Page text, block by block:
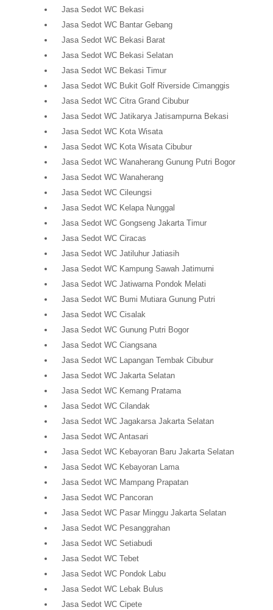
Jasa Sedot WC Bekasi
Jasa Sedot WC Bantar Gebang
Jasa Sedot WC Bekasi Barat
Jasa Sedot WC Bekasi Selatan
Jasa Sedot WC Bekasi Timur
Jasa Sedot WC Bukit Golf Riverside Cimanggis
Jasa Sedot WC Citra Grand Cibubur
Jasa Sedot WC Jatikarya Jatisampurna Bekasi
Jasa Sedot WC Kota Wisata
Jasa Sedot WC Kota Wisata Cibubur
Jasa Sedot WC Wanaherang Gunung Putri Bogor
Jasa Sedot WC Wanaherang
Jasa Sedot WC Cileungsi
Jasa Sedot WC Kelapa Nunggal
Jasa Sedot WC Gongseng Jakarta Timur
Jasa Sedot WC Ciracas
Jasa Sedot WC Jatiluhur Jatiasih
Jasa Sedot WC Kampung Sawah Jatimurni
Jasa Sedot WC Jatiwarna Pondok Melati
Jasa Sedot WC Bumi Mutiara Gunung Putri
Jasa Sedot WC Cisalak
Jasa Sedot WC Gunung Putri Bogor
Jasa Sedot WC Ciangsana
Jasa Sedot WC Lapangan Tembak Cibubur
Jasa Sedot WC Jakarta Selatan
Jasa Sedot WC Kemang Pratama
Jasa Sedot WC Cilandak
Jasa Sedot WC Jagakarsa Jakarta Selatan
Jasa Sedot WC Antasari
Jasa Sedot WC Kebayoran Baru Jakarta Selatan
Jasa Sedot WC Kebayoran Lama
Jasa Sedot WC Mampang Prapatan
Jasa Sedot WC Pancoran
Jasa Sedot WC Pasar Minggu Jakarta Selatan
Jasa Sedot WC Pesanggrahan
Jasa Sedot WC Setiabudi
Jasa Sedot WC Tebet
Jasa Sedot WC Pondok Labu
Jasa Sedot WC Lebak Bulus
Jasa Sedot WC Cipete